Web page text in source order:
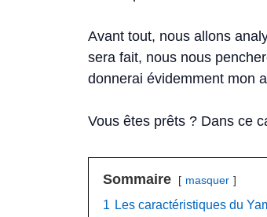
Avant tout, nous allons
sera fait, nous nous
donnerai évidemment mon
Vous êtes prêts ? Dans ce
Sommaire masquer
1 Les caractéristiques du